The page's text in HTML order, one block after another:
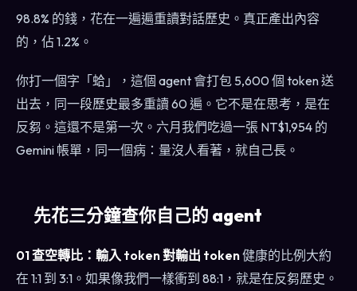
98.8% 的錢，花在一遍遍重讀對話歷史。真正產出內容
的，佔 1.2%。
你打一個字「蛤」，這個 agent 會打包 5,600 個 token 送
出去，同一段歷史最多重讀 60 遍。它不是在思考，是在
反芻。這還不是第一次。六月我們吃過一張 NT$1,954 的
Gemini 帳單，同一個病：量沒人看著，就自己長。
先花三分鐘查你自己的 agent
01 查空轉比：輸入 token 對輸出 token健康的比例大約
在 1:1 到 3:1。如果像我們一樣衝到 88:1，就是在反芻歷史。